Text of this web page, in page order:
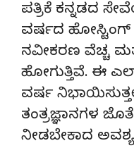
ಪತ್ರಿಕೆ ಕನ್ನಡದ
ವರ್ಷದ
ನವೀಕರಣ ವೆಚ್ಚ
ಹೋಗುತ್ತಿವೆ. ಈ
ವರ್ಷ
ತಂತ್ರಜ್ಞಾನಗಳ
ನೀಡಬೇಕಾದ